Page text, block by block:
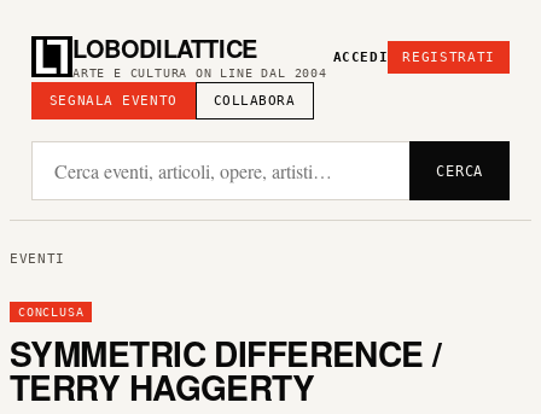
LOBODILATTICE
ARTE E CULTURA ON LINE DAL 2004
SEGNALA EVENTO COLLABORA
ACCEDI REGISTRATI
CERCA
EVENTI
CONCLUSA
SYMMETRIC DIFFERENCE /
TERRY HAGGERTY